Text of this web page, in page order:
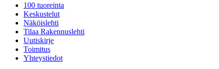
100 tuoreinta
Keskustelut
Näköislehti
Tilaa Rakennuslehti
Uutiskirje
Toimitus
Yhteystiedot